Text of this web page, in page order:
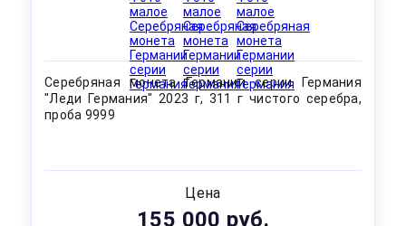
Серебряная монета Германии серии Германия
"Леди Германия" 2023 г, 311 г чистого серебра,
проба 9999
Цена
155 000 руб.